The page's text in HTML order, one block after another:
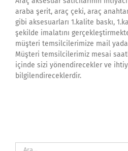
araba şerit, araç çeki, araç
gibi aksesuarları 1.kalite baskı,
şekilde imalatını
müşteri temsilcilerimize mail yada
Müşteri temsilcilerimiz mesai
içinde sizi yönendirecekler ve
bilgilendireceklerdir.
Ara: